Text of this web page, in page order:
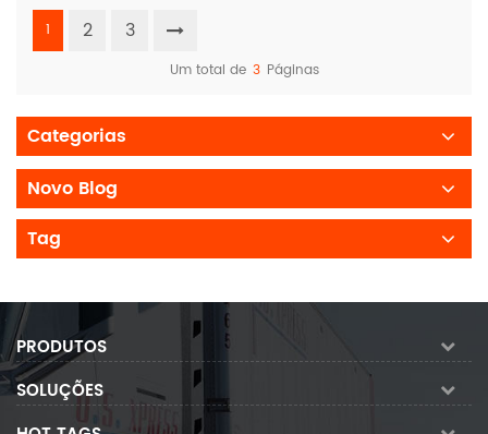
1 2 3
Um total de 3 Páginas
Categorias
Novo Blog
Tag
PRODUTOS
SOLUÇÕES